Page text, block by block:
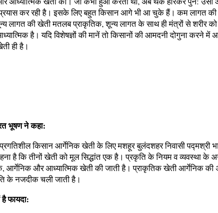
कर रही है। इसके लिए बहुत किसान आगे भी आ चुके हैं। कम लागत
लागत की खेती मतलब प्राकृतिक, शून्य लागत के साथ ही मंत्रों से शरीर
है। यदि विशेषज्ञों की मानें तो किसानों की आमदनी दोगुना करने में
ही है।
भूषण ने कहा:
किसान आर्गेनिक खेती के लिए मशहूर बुलंदशहर निवासी पद्मश्री
है कि तीनों खेती को मूल सिद्धांत एक है। प्रकृति के नियम व व्यवस्था के
आर्गेनिक और आध्यात्मिक खेती की जाती है। प्राकृतिक खेती आर्गेनिक की
के नजदीक चली जाती है।
फायदा: